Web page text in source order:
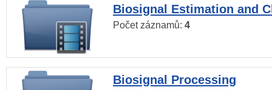
Biosignal Estimation and
Počet záznamů: 4
Biosignal Processing